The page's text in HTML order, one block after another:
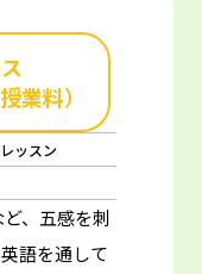
業料）
ッスン
、五感を刺
英語を通して